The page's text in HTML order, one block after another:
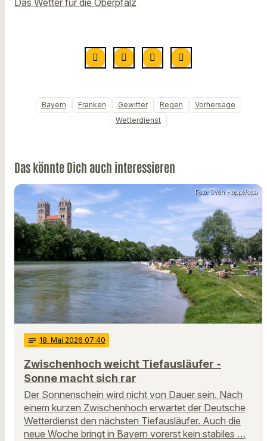
Das Wetter für die Oberpfalz
Bayern Franken Gewitter Regen
Vorhersage
Wetterdienst
Das könnte Dich auch interessieren
Foto: Sven Hoppe/dpa
notes 18. Mai 2026 07:40
Zwischenhoch weicht Tiefausläufer -
Sonne macht sich rar
Der Sonnenschein wird nicht von Dauer sein. Nach
einem kurzen Zwischenhoch erwartet der Deutsche
Wetterdienst den nächsten Tiefausläufer. Auch die
neue Woche bringt in Bayern vorerst kein stabiles …